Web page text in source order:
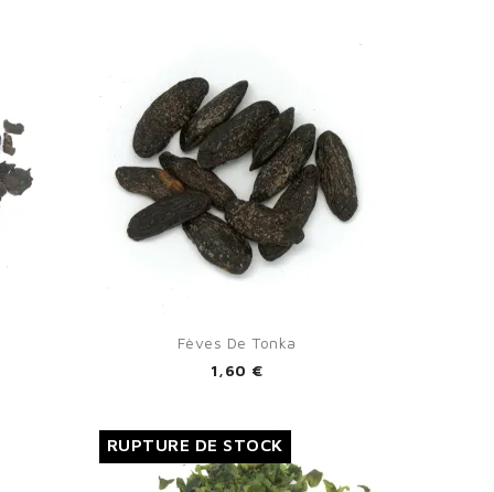
Aperçu rapide
Fèves De Tonka
1,60 €
RUPTURE DE STOCK